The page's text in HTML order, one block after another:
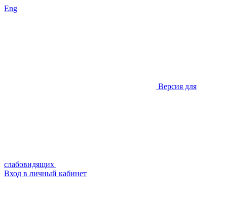
Eng
Версия для
слабовидящих
Вход в личный кабинет